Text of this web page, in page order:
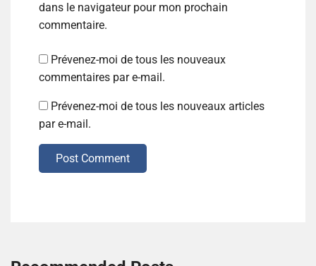
dans le navigateur pour mon prochain
commentaire.
Prévenez-moi de tous les nouveaux
commentaires par e-mail.
Prévenez-moi de tous les nouveaux articles
par e-mail.
Post Comment